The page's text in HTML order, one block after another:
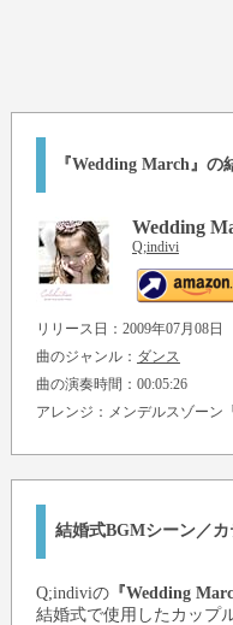
『Wedding March』の
Wedding
Q;indivi
リリース日：2009年07月08日
曲のジャンル： ダンス
曲の演奏時間：00:05:26
アレンジ：メンデルスゾーン
結婚式BGMシーン／
Q;indiviの『Wedding
結婚式で使用したカップ